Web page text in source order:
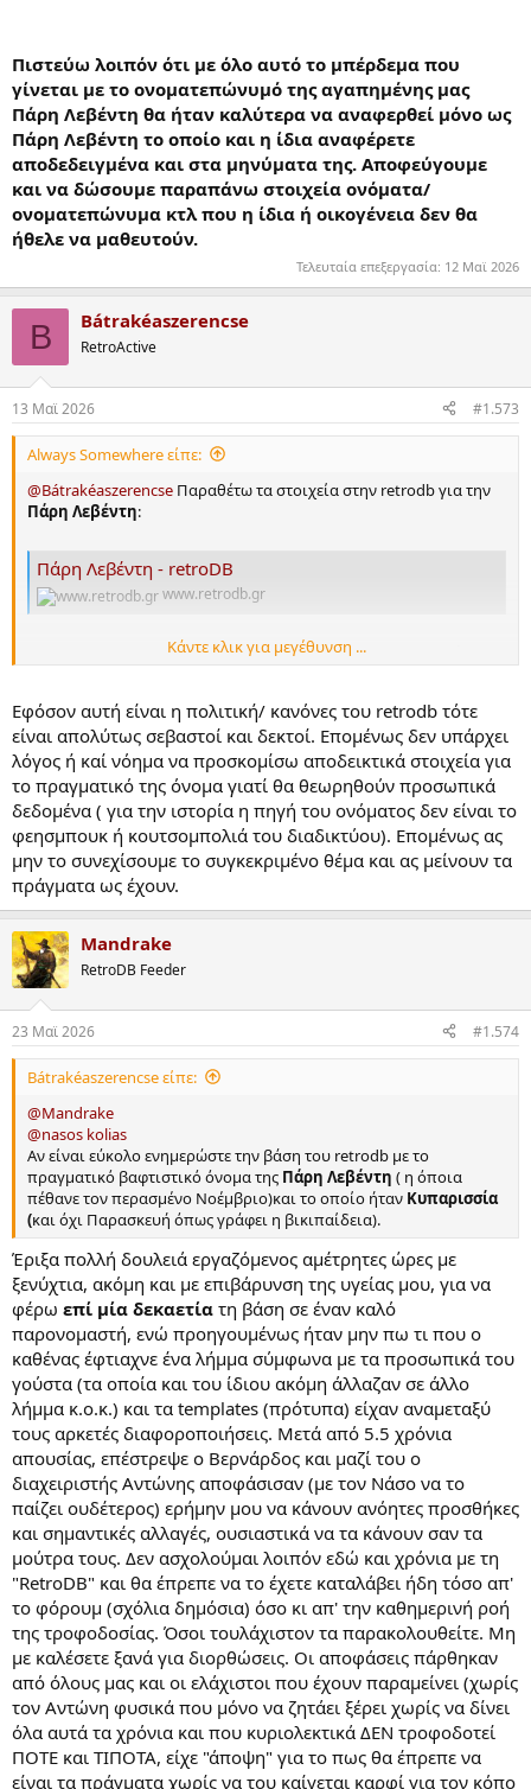
Απαγωγές της CIA
2008-05-08 -- 40 ΧΡΟΝΙΑ ΑΠΟ ΤΟΝ ΜΑΗ ΤΟΥ ’68: ΧΡΕΙΑΖΕΤΑΙ Ο
ΚΟΣΜΟΣ ΕΝΑ ΝΕΟ ΜΑΗ;
Πιστεύω λοιπόν ότι με όλο αυτό το μπέρδεμα που
γίνεται με το ονοματεπώνυμό της αγαπημένης μας
Πάρη Λεβέντη θα ήταν καλύτερα να αναφερθεί μόνο ως
Πάρη Λεβέντη το οποίο και η ίδια αναφέρετε
αποδεδειγμένα και στα μηνύματα της. Αποφεύγουμε
και να δώσουμε παραπάνω στοιχεία ονόματα/
ονοματεπώνυμα κτλ που η ίδια ή οικογένεια δεν θα
ήθελε να μαθευτούν.
Τελευταία επεξεργασία: 12 Mαϊ 2026
B Bátrakéaszerencse
RetroActive
13 Mαϊ 2026 #1.573
Always Somewhere είπε:
@Bátrakéaszerencse Παραθέτω τα στοιχεία στην retrodb για την
Πάρη Λεβέντη:
Πάρη Λεβέντη - retroDB
www.retrodb.gr
@BátrakéaszerencseΥπάρχει κάποιο link που να
υπαρχει τοτε κανενα προβλημα.
Φυσικά και δεν αντιλέγω σε ότι γράφετεόμως..
Tο πρόβλημα/μπέρδεμα δυστυχώς είναι εκεί ακριβώς δηλαδή στο
τι γράφει ο ένας και ο άλλος και τι διαδίδεται και στο αν όλα αυτά
τα στοιχειά είναι τελικάαποδεδειγμένασωστά/αληθινά.
Έκανα μια αναζήτηση και το έψαξα λίγο και με την
έδωσε αποτελέσματα ότι το πραγματικό όνομα της ηθοποιού
ήταν:
Κυπαρισσία Λεβέντη
δίνουν διάφορες πληροφορίες
Συγκεκριμένα αναφέρει ότι..
"Το πλήρες όνομά της ήταν Κυπαρισσία Κρις Ρίσσα Λεβέντη κι
ήταν η πρώτη από τις τέσσερις κόρες του Κωνσταντίνου και
Ουρανίας Λεβέντη από τη Μάνη."
- Επίσης στον σύνδεσμο για την ηθοποιό Πάρη Λεβέντη στη
βικιπαίδεια γράφει:
"Στις6 Φεβρουαρίου 1999 η Πάρη Λεβέντη παντρεύτηκε τον
καθηγητή Τζον Ρουζέκι και έτσι πήρε τοσημερινό επίσημο
όνομά
Kris Ruzecki ."
Και τώρα σκέφτομαι εγώ..
Πως ξέρουμε ότιπαντρεύτηκε αυτή την ημερομηνία και αν το
πραγματικό όνομα τηςπέρα αποΠάρη Λεβέντη(που θεωρώ ότι
είναι το πραγματικό όνομα της το οποίο ήταν και απο την ίδια
αποδεκτό) είναιΠαρασκευή ΛεβέντηήΚυπαρισσία Λεβέντη
Κυπαρισσία Κρις Ρισσα ΛεβέντηήΚρις Ρισσα Λεβεντη
Ruzeckiπου αναφέρεται στο διαδίκτυο ;
Ο καθένας γράφει ότι θέλει και δεν ξέρουμε αν αυτό ισχύει
πραγματικά.
Πολλές φόρες αυτό μπορεί να έχει μια κάποια επικινδυνότητα
και ρίσκο αν δεν είναι αποδεδειγμένο ότι είναι αλήθεια και
σωστό.
Ίσως με κάτι που έχει γραφτεί/αναφερθεί (ακόμα και κάτι που δεν
θίγει) να εξοργίσει το πρόσωπο ή τους συγγενείς του προσώπου
αυτού και να μην θέλει να το αναφέρουμε. Άλλες φορές μπορεί να
είναι και λάθος αυτό που αναφέρετε και αναπαραγάγετε στο
διαδίκτυο απο διάφορες ιστοσελίδες.
Κάντε κλικ για μεγέθυνση ...
Εφόσον αυτή είναι η πολιτική/ κανόνες του retrodb τότε
είναι απολύτως σεβαστοί και δεκτοί. Επομένως δεν υπάρχει
λόγος ή καί νόημα να προσκομίσω αποδεικτικά στοιχεία για
το πραγματικό της όνομα γιατί θα θεωρηθούν προσωπικά
δεδομένα ( για την ιστορία η πηγή του ονόματος δεν είναι το
φεησμπουκ ή κουτσομπολιά του διαδικτύου). Επομένως ας
μην το συνεχίσουμε το συγκεκριμένο θέμα και ας μείνουν τα
πράγματα ως έχουν.
Mandrake
RetroDB Feeder
23 Mαϊ 2026 #1.574
Bátrakéaszerencse είπε:
@Mandrake
@nasos kolias
Αν είναι εύκολο ενημερώστε την βάση του retrodb με το
πραγματικό βαφτιστικό όνομα της Πάρη Λεβέντη ( η όποια
πέθανε τον περασμένο Νοέμβριο)και το οποίο ήταν Κυπαρισσία
(και όχι Παρασκευή όπως γράφει η βικιπαίδεια).
Έριξα πολλή δουλειά εργαζόμενος αμέτρητες ώρες με
ξενύχτια, ακόμη και με επιβάρυνση της υγείας μου, για να
φέρω επί μία δεκαετία τη βάση σε έναν καλό
παρονομαστή, ενώ προηγουμένως ήταν μην πω τι που ο
καθένας έφτιαχνε ένα λήμμα σύμφωνα με τα προσωπικά του
γούστα (τα οποία και του ίδιου ακόμη άλλαζαν σε άλλο
λήμμα κ.ο.κ.) και τα templates (πρότυπα) είχαν αναμεταξύ
τους αρκετές διαφοροποιήσεις. Μετά από 5.5 χρόνια
απουσίας, επέστρεψε ο Βερνάρδος και μαζί του ο
διαχειριστής Αντώνης αποφάσισαν (με τον Νάσο να το
παίζει ουδέτερος) ερήμην μου να κάνουν ανόητες προσθήκες
και σημαντικές αλλαγές, ουσιαστικά να τα κάνουν σαν τα
μούτρα τους. Δεν ασχολούμαι λοιπόν εδώ και χρόνια με τη
"RetroDB" και θα έπρεπε να το έχετε καταλάβει ήδη τόσο απ'
το φόρουμ (σχόλια δημόσια) όσο κι απ' την καθημερινή ροή
της τροφοδοσίας. Όσοι τουλάχιστον τα παρακολουθείτε. Μη
με καλέσετε ξανά για διορθώσεις. Οι αποφάσεις πάρθηκαν
από όλους μας και οι ελάχιστοι που έχουν παραμείνει (χωρίς
τον Αντώνη φυσικά που μόνο να ζητάει ξέρει χωρίς να δίνει
όλα αυτά τα χρόνια και που κυριολεκτικά ΔΕΝ τροφοδοτεί
ΠΟΤΕ και ΤΙΠΟΤΑ, είχε "άποψη" για το πως θα έπρεπε να
είναι τα πράγματα χωρίς να του καίγεται καρφί για τον κόπο